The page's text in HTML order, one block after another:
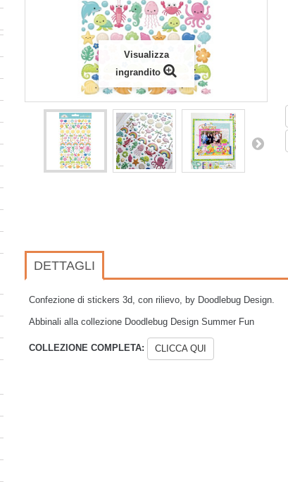
Visualizza
ingrandito
DETTAGLI
Confezione di stickers 3d, con rilievo, by Doodlebug Design.
Abbinali alla collezione Doodlebug Design Summer Fun
COLLEZIONE COMPLETA: CLICCA QUI